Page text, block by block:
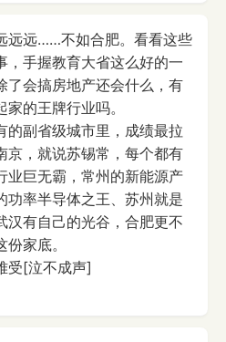
远远……不如合肥。看看这些
，手握教育大省这么好的一
了会搞房地产还会什么，有
的王牌行业吗。
的副省级城市里，成绩最拉
京，就说苏锡常，每个都有
业巨无霸，常州的新能源产
功率半导体之王、苏州就是
汉有自己的光谷，合肥更不
家底。
受[泣不成声]